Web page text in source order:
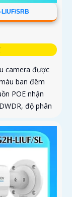
SRB
camera được
ban đêm
POE nhận
độ phân